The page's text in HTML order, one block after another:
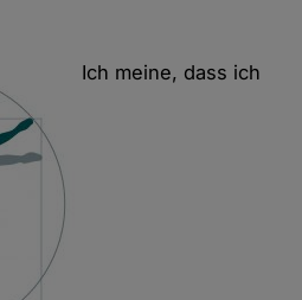
Ich meine, dass ich